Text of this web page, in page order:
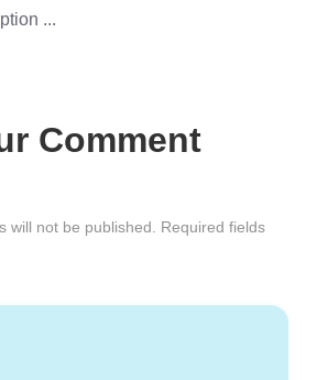
...
Comment
will not be published. Required fields